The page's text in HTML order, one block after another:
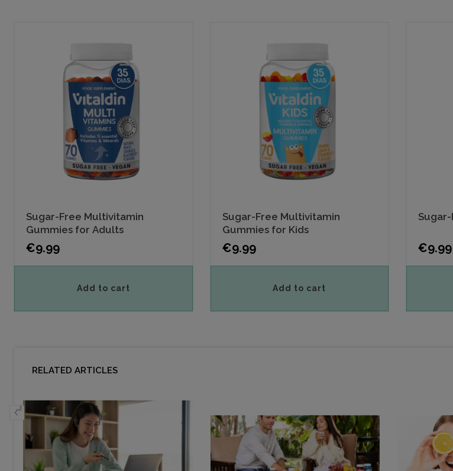
Sugar-Free Multivitamin
Gummies for Adults
Price
€9.99
Add to cart
Sugar-Free Multivitamin
Gummies for Kids
Price
€9.99
Add to cart
Price
€9.99
RELATED ARTICLES